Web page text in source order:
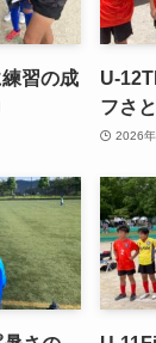
習の成
U-
フさ
2026